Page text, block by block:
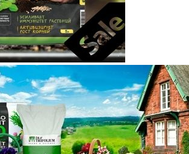
Красноярский край
Крым
Курганская область
Курская область
Ленинградская область
Липецкая область
Магаданская область